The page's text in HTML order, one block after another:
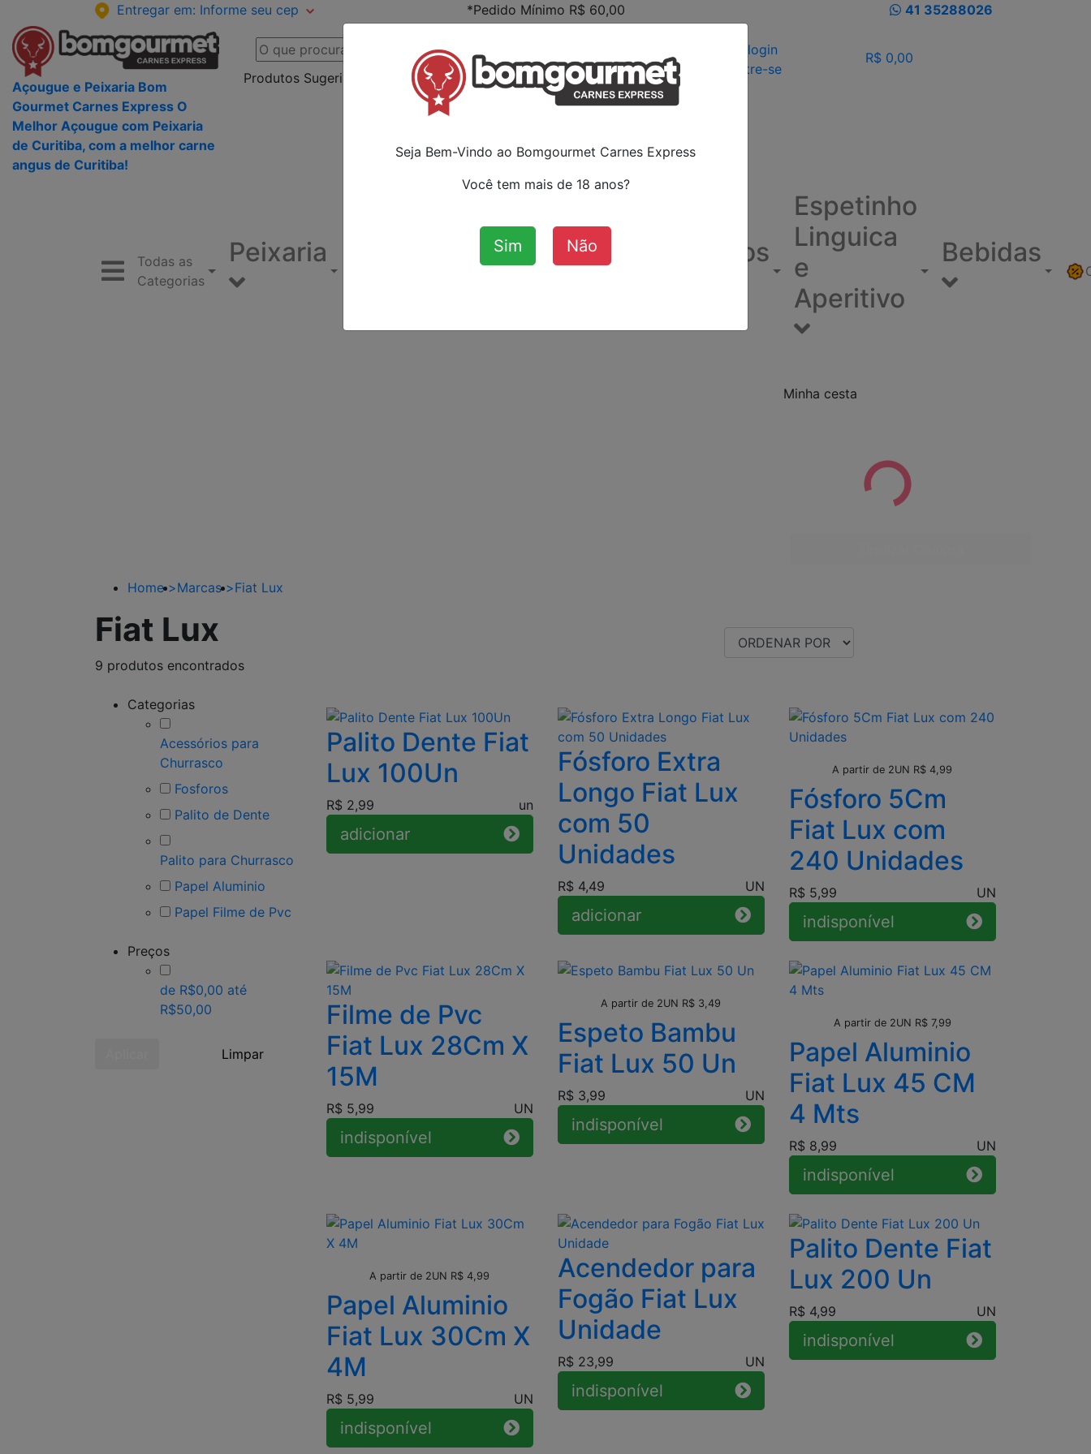
Entregar em: Informe seu cep *Pedido Mínimo R$ 60,00 41 35288026
Açougue e Peixaria Bom
Gourmet Carnes Express O
Melhor Açougue com Peixaria
de Curitiba, com a melhor carne
angus de Curitiba!
Produtos Sugeridos:
Faça seu login
ou cadastre-se
R$ 0,00
Todas as
Categorias
Peixaria Bovinos Cordeiro Suínos
Espetinho
Linguica
e
Aperitivo
Bebidas
Minha cesta
Home>Marcas>Fiat Lux
Fiat Lux
9 produtos encontrados
Categorias
Acessórios para
Churrasco
Fosforos
Palito de Dente
Palito para Churrasco
Papel Aluminio
Papel Filme de Pvc
Preços
de R$0,00 até
R$50,00
Limpar
Palito Dente Fiat
Lux 100Un
R$ 2,99 un
adicionar
Fósforo Extra
Longo Fiat Lux
com 50
Unidades
R$ 4,49 UN
adicionar
A partir de 2UN R$ 4,99
Fósforo 5Cm
Fiat Lux com
240 Unidades
R$ 5,99 UN
indisponível
Filme de Pvc
Fiat Lux 28Cm X
15M
R$ 5,99 UN
indisponível
A partir de 2UN R$ 3,49
Espeto Bambu
Fiat Lux 50 Un
R$ 3,99 UN
indisponível
A partir de 2UN R$ 7,99
Papel Aluminio
Fiat Lux 45 CM
4 Mts
R$ 8,99 UN
indisponível
A partir de 2UN R$ 4,99
Papel Aluminio
Fiat Lux 30Cm X
4M
R$ 5,99 UN
indisponível
Acendedor para
Fogão Fiat Lux
Unidade
R$ 23,99 UN
indisponível
Palito Dente Fiat
Lux 200 Un
R$ 4,99 UN
indisponível
Seja Bem-Vindo ao Bomgourmet Carnes Express
Você tem mais de 18 anos?
Sim Não